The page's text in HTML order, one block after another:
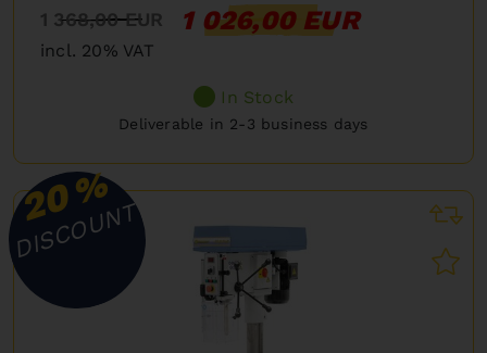
1 368,00 EUR 1 026,00 EUR
incl. 20% VAT
In Stock
Deliverable in 2-3 business days
20%
DISCOUNT